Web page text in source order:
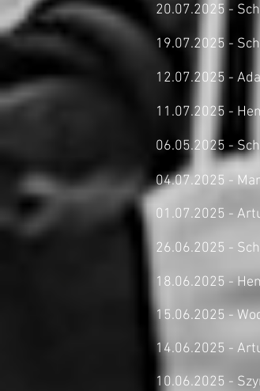
20.07.2025 -
19.07.2025 -
12.07.2025 -
11.07.2025 -
06.05.2025 -
04.07.2025 -
01.07.2025 -
26.06.2025 -
18.06.2025 -
15.06.2025 -
14.06.2025 -
10.06.2025 -